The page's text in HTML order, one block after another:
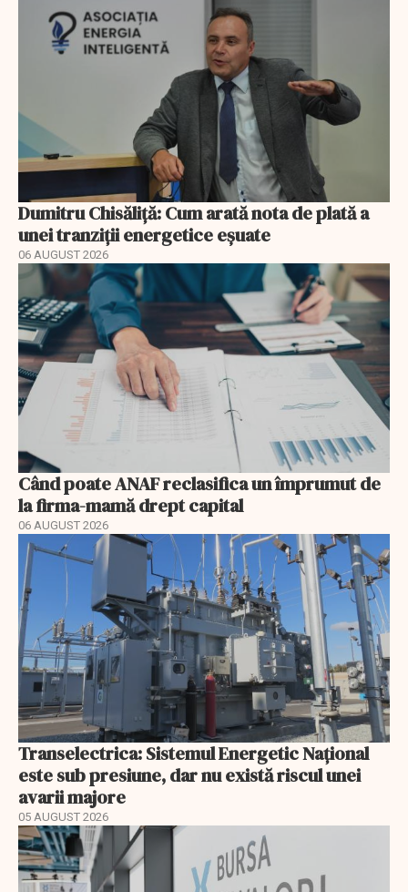
Dumitru Chisăliță: Cum arată nota de plată a
unei tranziții energetice eșuate
06 AUGUST 2026
Când poate ANAF reclasifica un împrumut de
la firma-mamă drept capital
06 AUGUST 2026
Transelectrica: Sistemul Energetic Național
este sub presiune, dar nu există riscul unei
avarii majore
05 AUGUST 2026